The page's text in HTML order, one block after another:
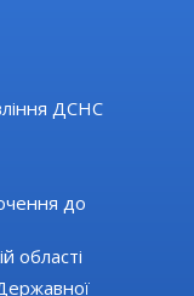
ДСНС
до
області